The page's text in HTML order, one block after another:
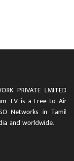
PRIVATE LMITED
TV is a Free to Air
Networks in Tamil
and worldwide.